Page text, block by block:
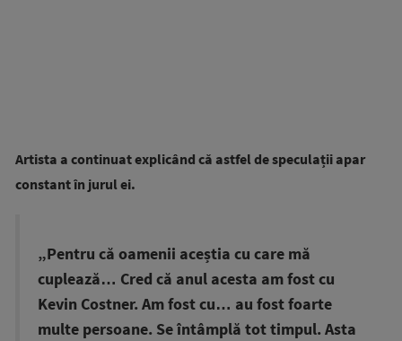
Artista a continuat explicând că astfel de speculații apar
constant în jurul ei.
„Pentru că oamenii aceștia cu care mă
cuplează… Cred că anul acesta am fost cu
Kevin Costner. Am fost cu… au fost foarte
multe persoane. Se întâmplă tot timpul. Asta